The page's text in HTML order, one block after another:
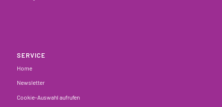
SERVICE
Home
Newsletter
Cookie-Auswahl aufrufen